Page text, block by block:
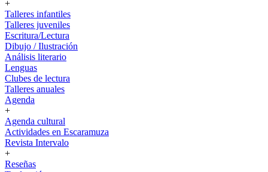
+
Talleres infantiles
Talleres juveniles
Escritura/Lectura
Dibujo / Ilustración
Análisis literario
Lenguas
Clubes de lectura
Talleres anuales
Agenda
+
Agenda cultural
Actividades en Escaramuza
Revista Intervalo
+
Reseñas